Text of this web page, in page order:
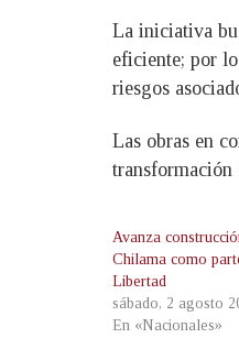
La iniciativa
eficiente; por
riesgos
Las obras en
transformación
Avanza
Chilama como
Libertad
sábado, 2 agosto
En «Nacionales»